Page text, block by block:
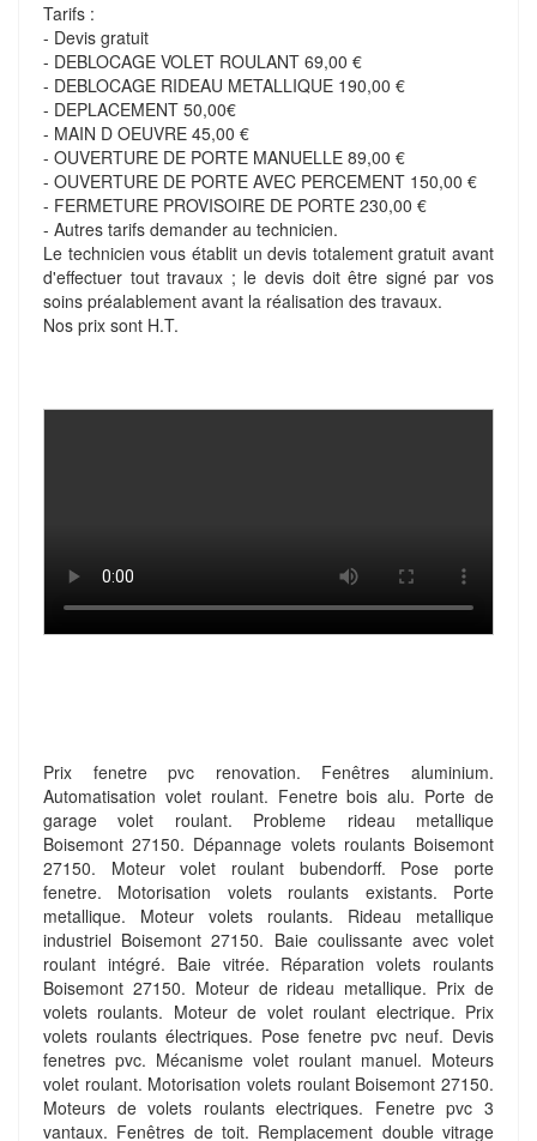
Tarifs :
- Devis gratuit
- DEBLOCAGE VOLET ROULANT 69,00 €
- DEBLOCAGE RIDEAU METALLIQUE 190,00 €
- DEPLACEMENT 50,00€
- MAIN D OEUVRE 45,00 €
- OUVERTURE DE PORTE MANUELLE 89,00 €
- OUVERTURE DE PORTE AVEC PERCEMENT 150,00 €
- FERMETURE PROVISOIRE DE PORTE 230,00 €
- Autres tarifs demander au technicien.
Le technicien vous établit un devis totalement gratuit avant
d'effectuer tout travaux ; le devis doit être signé par vos
soins préalablement avant la réalisation des travaux.
Nos prix sont H.T.
Prix fenetre pvc renovation. Fenêtres aluminium.
Automatisation volet roulant. Fenetre bois alu. Porte de
garage volet roulant. Probleme rideau metallique
Boisemont 27150. Dépannage volets roulants Boisemont
27150. Moteur volet roulant bubendorff. Pose porte
fenetre. Motorisation volets roulants existants. Porte
metallique. Moteur volets roulants. Rideau metallique
industriel Boisemont 27150. Baie coulissante avec volet
roulant intégré. Baie vitrée. Réparation volets roulants
Boisemont 27150. Moteur de rideau metallique. Prix de
volets roulants. Moteur de volet roulant electrique. Prix
volets roulants électriques. Pose fenetre pvc neuf. Devis
fenetres pvc. Mécanisme volet roulant manuel. Moteurs
volet roulant. Motorisation volets roulant Boisemont 27150.
Moteurs de volets roulants electriques. Fenetre pvc 3
vantaux. Fenêtres de toit. Remplacement double vitrage